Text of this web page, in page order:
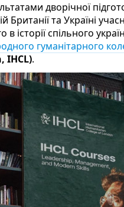
дворічної
Британії та Україні
в історії спільного
гуманітарного
IHCL).